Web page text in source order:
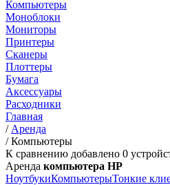
Компьютеры
Моноблоки
Мониторы
Принтеры
Сканеры
Плоттеры
Бумага
Аксессуары
Расходники
Главная
/ Аренда
/Компьютеры
К сравнению добавлено 0
Аренда компьютера HP
НоутбукиКомпьютерыТонкие